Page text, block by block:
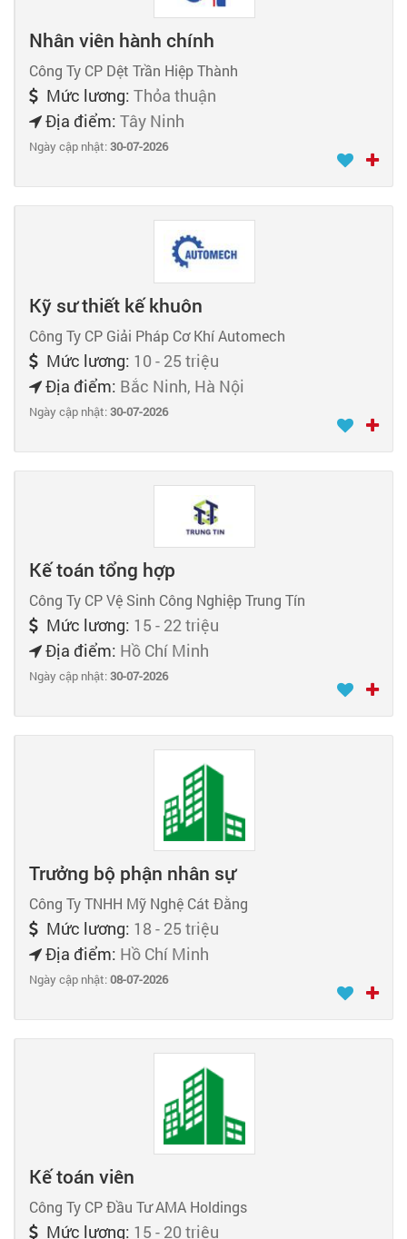
Nhân viên hành chính
Công Ty CP Dệt Trần Hiệp Thành
Mức lương: Thỏa thuận
Địa điểm: Tây Ninh
Ngày cập nhật:30-07-2026
Kỹ sư thiết kế khuôn
Công Ty CP Giải Pháp Cơ Khí Automech
Mức lương: 10 - 25 triệu
Địa điểm: Bắc Ninh, Hà Nội
Ngày cập nhật:30-07-2026
Kế toán tổng hợp
Công Ty CP Vệ Sinh Công Nghiệp Trung Tín
Mức lương: 15 - 22 triệu
Địa điểm: Hồ Chí Minh
Ngày cập nhật:30-07-2026
Trưởng bộ phận nhân sự
Công Ty TNHH Mỹ Nghệ Cát Đằng
Mức lương: 18 - 25 triệu
Địa điểm: Hồ Chí Minh
Ngày cập nhật:08-07-2026
Kế toán viên
Công Ty CP Đầu Tư AMA Holdings
Mức lương: 15 - 20 triệu